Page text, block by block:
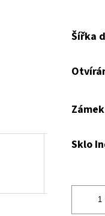
Šířka
Zámek
Sklo